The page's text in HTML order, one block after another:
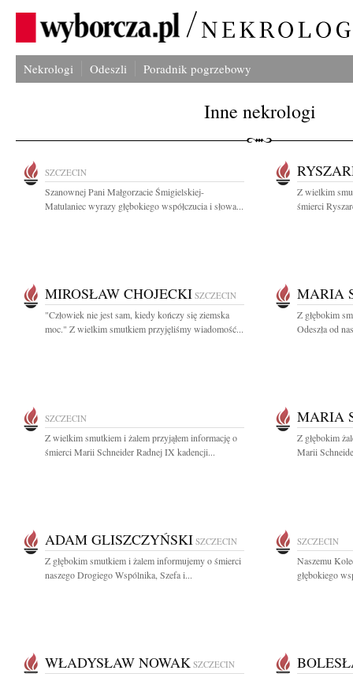
Nekrologi Odeszli Poradnik pogrzebowy
Inne nekrologi
SZCZECIN
Szanownej Pani Małgorzacie Śmigielskiej-
Matulaniec wyrazy głębokiego współczucia i słowa...
Z wielkim
śmierci
MIROSŁAW CHOJECKI SZCZECIN
"Człowiek nie jest sam, kiedy kończy się ziemska
moc." Z wielkim smutkiem przyjęliśmy wiadomość...
MARIA
Z głębokim
Odeszła od
SZCZECIN
Z wielkim smutkiem i żalem przyjąłem informację o
śmierci Marii Schneider Radnej IX kadencji...
MARIA
Z głębokim
Marii
ADAM GLISZCZYŃSKI SZCZECIN
Z głębokim smutkiem i żalem informujemy o śmierci
naszego Drogiego Wspólnika, Szefa i...
SZCZECIN
Naszemu
głębokiego
WŁADYSŁAW NOWAK SZCZECIN